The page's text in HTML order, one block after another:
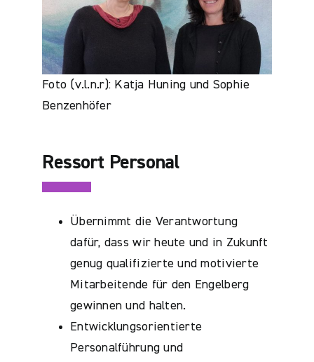
Foto (v.l.n.r): Katja Huning und Sophie
Benzenhöfer
Ressort Personal
Übernimmt die Verantwortung
dafür, dass wir heute und in Zukunft
genug qualifizierte und motivierte
Mitarbeitende für den Engelberg
gewinnen und halten.
Entwicklungsorientierte
Personalführung und